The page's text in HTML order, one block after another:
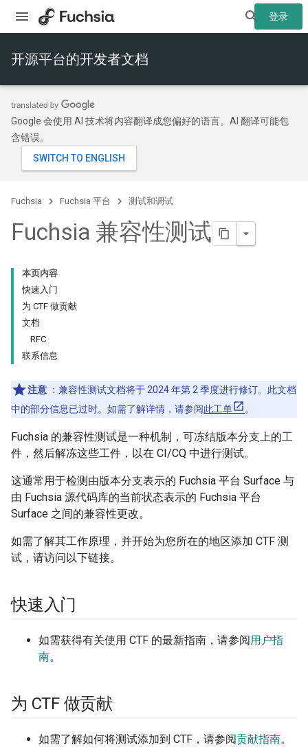
登录
开源平台的开发者文档
Google 会使用 AI 技术将内容翻译成您偏好的语言。AI 翻译可能包
含错误。
Fuchsia Fuchsia 平台 测试和调试
Fuchsia 兼容性测试
本页内容
快速入门
为 CTF 做贡献
文档
RFC
联系信息
注意 ：兼容性测试文档将于 2024 年第 2 季度进行修订。此文档
中的部分信息已过时。如需了解详情，请参阅此工单 。
Fuchsia 的兼容性测试是一种机制，可冻结版本分支上的工
件，然后解冻这些工件，以在 CI/CQ 中进行测试。
这通常用于检测由版本分支表示的 Fuchsia 平台 Surface 与
由 Fuchsia 源代码库的当前状态表示的 Fuchsia 平台
Surface 之间的兼容性更改。
如需了解其工作原理，并开始为您所在的地区添加 CTF 测
试，请访问以下链接。
快速入门
如需获得有关使用 CTF 的最新指南，请参阅用户指
南。
为 CTF 做贡献
如需了解如何将测试添加到 CTF，请参阅贡献指南。